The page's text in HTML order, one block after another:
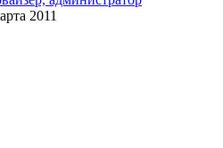
2011